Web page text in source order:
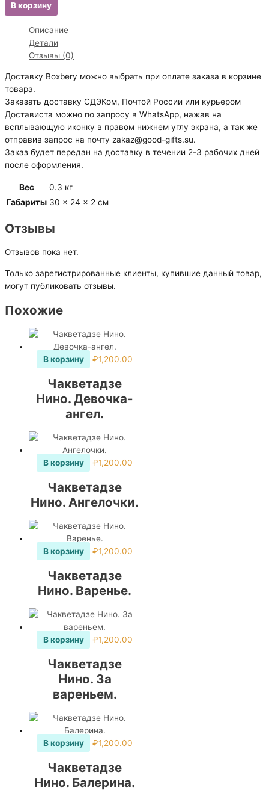
В корзину
Описание
Детали
Отзывы (0)
Доставку Boxbery можно выбрать при оплате заказа в корзине
товара.
Заказать доставку СДЭКом, Почтой России или курьером
Достависта можно по запросу в WhatsApp, нажав на
всплывающую иконку в правом нижнем углу экрана, а так же
отправив запрос на почту zakaz@good-gifts.su.
Заказ будет передан на доставку в течении 2-3 рабочих дней
после оформления.
Вес
0.3 кг
Габариты 30 × 24 × 2 см
Отзывы
Отзывов пока нет.
Только зарегистрированные клиенты, купившие данный товар,
могут публиковать отзывы.
Похожие
В корзину ₽1,200.00
Чакветадзе
Нино. Девочка-
ангел.
В корзину ₽1,200.00
Чакветадзе
Нино. Ангелочки.
В корзину ₽1,200.00
Чакветадзе
Нино. Варенье.
В корзину ₽1,200.00
Чакветадзе
Нино. За
вареньем.
В корзину ₽1,200.00
Чакветадзе
Нино. Балерина.